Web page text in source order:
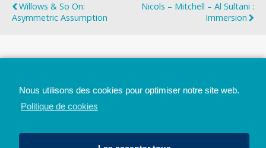
Willows & So On:
Asymmetric Assumption
Nicols – Mitchell – Al Sultani :
Immersion
Nous utilisons des cookies pour optimiser notre site web.
Politique de cookies